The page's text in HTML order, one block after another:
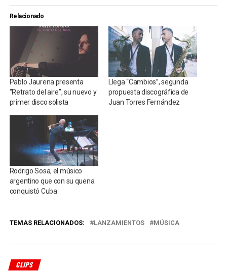
Relacionado
Pablo Jaurena presenta
“Retrato del aire”, su nuevo y
primer disco solista
Llega “Cambios”, segunda
propuesta discográfica de
Juan Torres Fernández
Rodrigo Sosa, el músico
argentino que con su quena
conquistó Cuba
TEMAS RELACIONADOS: LANZAMIENTOS MÚSICA
CLIPS